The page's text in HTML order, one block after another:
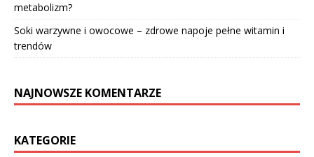
metabolizm?
Soki warzywne i owocowe – zdrowe napoje pełne witamin i
trendów
NAJNOWSZE KOMENTARZE
KATEGORIE